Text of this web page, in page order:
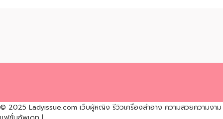
© 2025 Ladyissue.com เว็บผู้หญิง รีวิวเครื่องสำอาง ความสวยความงาม